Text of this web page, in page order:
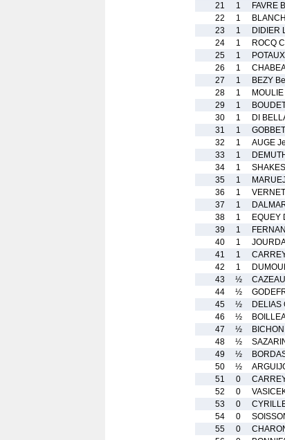
21
1 FAVRE
22
1
23
1 DIDIER
24
1 ROCQ
25
1
26
1
27
1 BEZY
28
1
29
1
30
1 DI
31
1
32
1 AUGE
33
1
34
1
35
1
36
1
37
1
38
1 EQUEY
39
1
40
1
41
1
42
1
43
½
44
½
45
½ DELIAS
46
½
47
½
48
½
49
½
50
½
51
0
52
0
53
0
54
0
55
0